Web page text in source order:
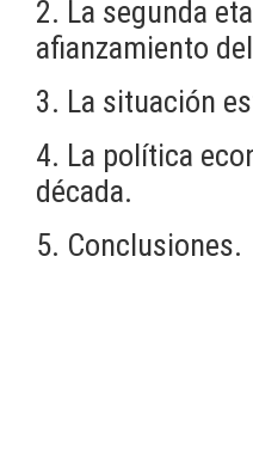
2. La segunda
afianzamiento
3. La situación
4. La política
década.
5. Conclusiones.